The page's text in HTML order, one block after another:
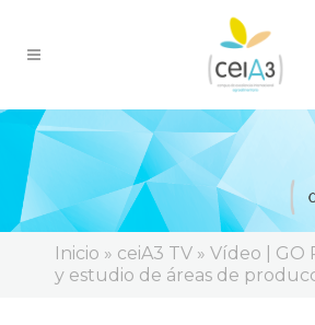
Inicio » ceiA3 TV » Vídeo | GO
y estudio de áreas de